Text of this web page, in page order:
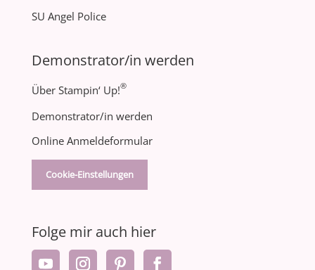
SU Angel Police
Demonstrator/in werden
Über Stampin‘ Up!®
Demonstrator/in werden
Online Anmeldeformular
Cookie-Einstellungen
Folge mir auch hier